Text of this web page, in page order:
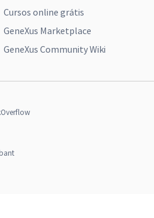
Cursos online grátis
GeneXus Marketplace
GeneXus Community Wiki